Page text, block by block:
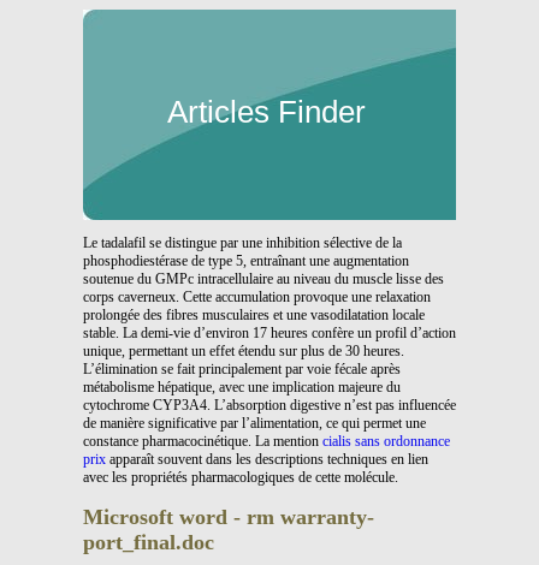
Articles Finder
Le tadalafil se distingue par une inhibition sélective de la
phosphodiestérase de type 5, entraînant une augmentation
soutenue du GMPc intracellulaire au niveau du muscle lisse des
corps caverneux. Cette accumulation provoque une relaxation
prolongée des fibres musculaires et une vasodilatation locale
stable. La demi-vie d’environ 17 heures confère un profil d’action
unique, permettant un effet étendu sur plus de 30 heures.
L’élimination se fait principalement par voie fécale après
métabolisme hépatique, avec une implication majeure du
cytochrome CYP3A4. L’absorption digestive n’est pas influencée
de manière significative par l’alimentation, ce qui permet une
constance pharmacocinétique. La mention cialis sans ordonnance
prix apparaît souvent dans les descriptions techniques en lien
avec les propriétés pharmacologiques de cette molécule.
Microsoft word - rm warranty-
port_final.doc